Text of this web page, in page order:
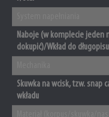
Naboje (w komplecie jeden
dokupić)/Wkład do
Skuwka na wcisk, tzw. snap
wkładu